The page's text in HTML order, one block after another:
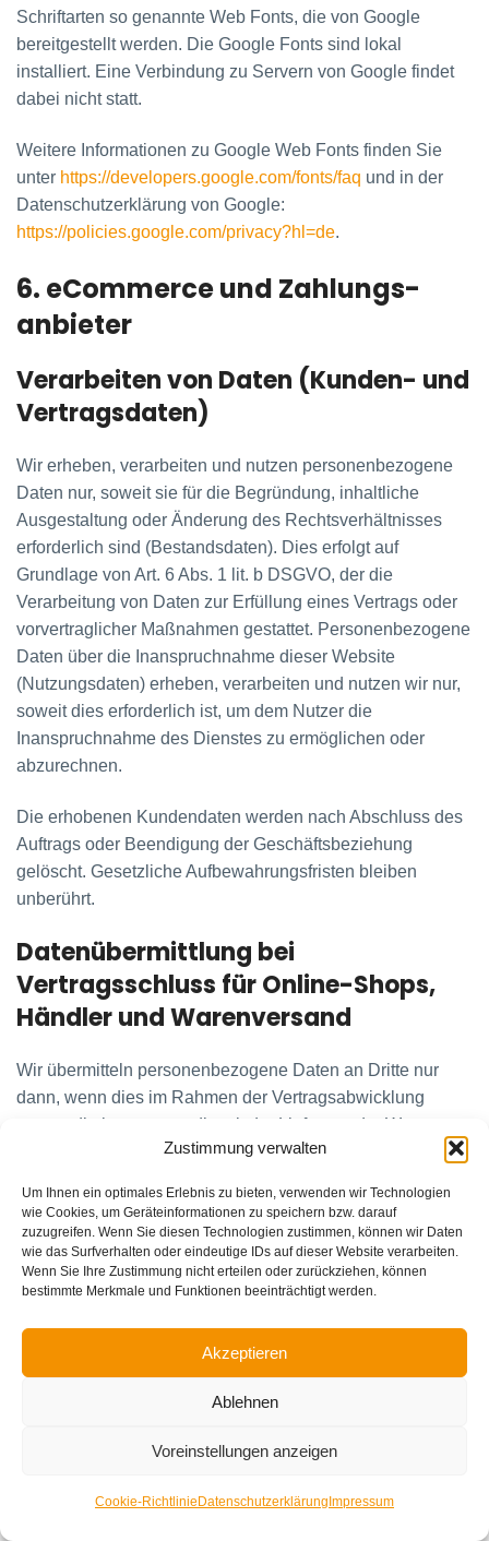
Zustimmung verwalten
Um Ihnen ein optimales Erlebnis zu bieten, verwenden wir Technologien
wie Cookies, um Geräteinformationen zu speichern bzw. darauf
zuzugreifen. Wenn Sie diesen Technologien zustimmen, können wir Daten
wie das Surfverhalten oder eindeutige IDs auf dieser Website verarbeiten.
Wenn Sie Ihre Zustimmung nicht erteilen oder zurückziehen, können
bestimmte Merkmale und Funktionen beeinträchtigt werden.
Akzeptieren
Ablehnen
Voreinstellungen anzeigen
Cookie-Richtlinie Datenschutzerklärung Impressum
Schriftarten so genannte Web Fonts, die von Google
bereitgestellt werden. Die Google Fonts sind lokal
installiert. Eine Verbindung zu Servern von Google findet
dabei nicht statt.
Weitere Informationen zu Google Web Fonts finden Sie
unter https://developers.google.com/fonts/faq und in der
Datenschutzerklärung von Google:
https://policies.google.com/privacy?hl=de.
6. eCommerce und Zahlungs­
anbieter
Verarbeiten von Daten (Kunden- und
Vertragsdaten)
Wir erheben, verarbeiten und nutzen personenbezogene
Daten nur, soweit sie für die Begründung, inhaltliche
Ausgestaltung oder Änderung des Rechtsverhältnisses
erforderlich sind (Bestandsdaten). Dies erfolgt auf
Grundlage von Art. 6 Abs. 1 lit. b DSGVO, der die
Verarbeitung von Daten zur Erfüllung eines Vertrags oder
vorvertraglicher Maßnahmen gestattet. Personenbezogene
Daten über die Inanspruchnahme dieser Website
(Nutzungsdaten) erheben, verarbeiten und nutzen wir nur,
soweit dies erforderlich ist, um dem Nutzer die
Inanspruchnahme des Dienstes zu ermöglichen oder
abzurechnen.
Die erhobenen Kundendaten werden nach Abschluss des
Auftrags oder Beendigung der Geschäftsbeziehung
gelöscht. Gesetzliche Aufbewahrungsfristen bleiben
unberührt.
Daten­übermittlung bei
Vertragsschluss für Online-Shops,
Händler und Warenversand
Wir übermitteln personenbezogene Daten an Dritte nur
dann, wenn dies im Rahmen der Vertragsabwicklung
notwendig ist, etwa an die mit der Lieferung der Ware
betrauten Unternehmen oder das mit der
weitergehende Übermittlung der Daten erfolgt nicht bzw.
nur dann, wenn Sie der Übermittlung ausdrücklich
zugestimmt haben. Eine Weitergabe Ihrer Daten an Dritte
ohne ausdrückliche Einwilligung, etwa zu Zwecken der
Grundlage für die Datenverarbeitung ist Art. 6 Abs. 1 lit. b
DSGVO, der die Verarbeitung von Daten zur Erfüllung